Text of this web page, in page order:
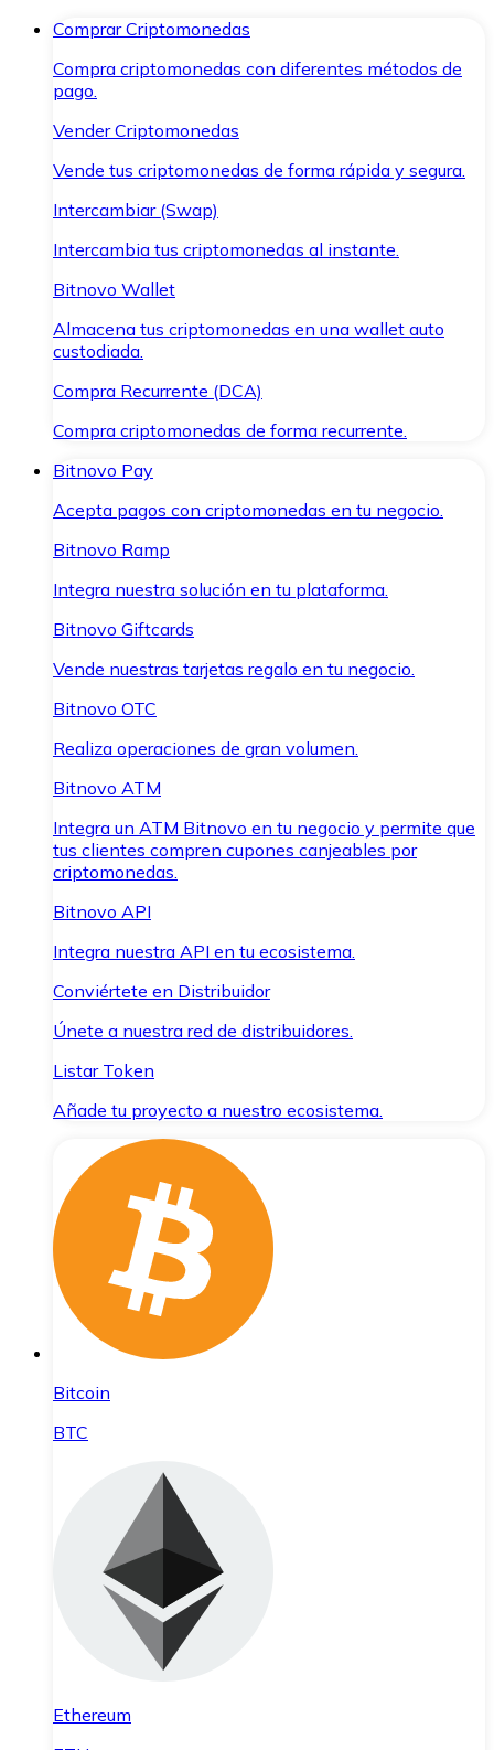
Comprar Criptomonedas
Compra criptomonedas con diferentes métodos de
pago.
Vender Criptomonedas
Vende tus criptomonedas de forma rápida y segura.
Intercambiar (Swap)
Intercambia tus criptomonedas al instante.
Bitnovo Wallet
Almacena tus criptomonedas en una wallet auto
custodiada.
Compra Recurrente (DCA)
Compra criptomonedas de forma recurrente.
Bitnovo Pay
Acepta pagos con criptomonedas en tu negocio.
Bitnovo Ramp
Integra nuestra solución en tu plataforma.
Bitnovo Giftcards
Vende nuestras tarjetas regalo en tu negocio.
Bitnovo OTC
Realiza operaciones de gran volumen.
Bitnovo ATM
Integra un ATM Bitnovo en tu negocio y permite que
tus clientes compren cupones canjeables por
criptomonedas.
Bitnovo API
Integra nuestra API en tu ecosistema.
Conviértete en Distribuidor
Únete a nuestra red de distribuidores.
Listar Token
Añade tu proyecto a nuestro ecosistema.
Bitcoin
BTC
Ethereum